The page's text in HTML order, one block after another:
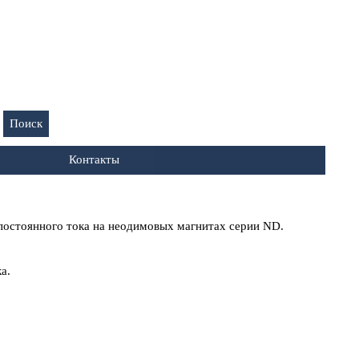
Поиск
Контакты
тока на неодимовых магнитах серии ND.